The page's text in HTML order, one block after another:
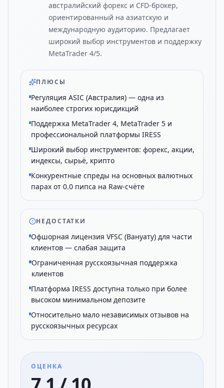
австралийский форекс и CFD-брокер,
ориентированный на азиатскую и
международную аудиторию. Предлагает
широкий выбор инструментов и поддержку
MetaTrader 4/5.
ПЛЮСЫ
Регуляция ASIC (Австралия) — одна из
наиболее строгих юрисдикций
Поддержка MetaTrader 4, MetaTrader 5 и
профессиональной платформы IRESS
Широкий выбор инструментов: форекс, акции,
индексы, сырьё, крипто
Конкурентные спреды на основных валютных
парах от 0.0 пипса на Raw-счёте
НЕДОСТАТКИ
Офшорная лицензия VFSC (Вануату) для части
клиентов — слабая защита
Ограниченная русскоязычная поддержка
клиентов
Платформа IRESS доступна только при более
высоком минимальном депозите
Относительно мало независимых отзывов на
русскоязычных ресурсах
ОЦЕНКА